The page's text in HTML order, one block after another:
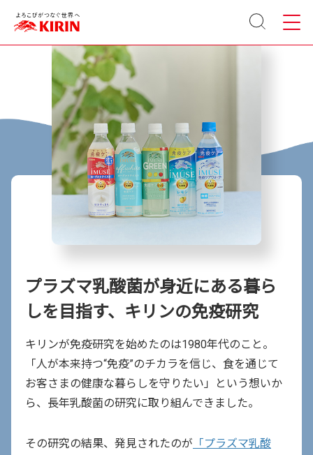
サイト
内検索
メニュ
ー
プラズマ乳酸菌が身近にある暮ら
しを目指す、キリンの免疫研究
キリンが免疫研究を始めたのは1980年代のこと。
「人が本来持つ“免疫”のチカラを信じ、食を通じて
お客さまの健康な暮らしを守りたい」という想いか
ら、長年乳酸菌の研究に取り組んできました。
その研究の結果、発見されたのが 「プラズマ乳酸